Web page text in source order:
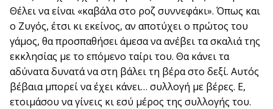
Θέλει να είναι «καβάλα στο ροζ συννεφάκι». Όπως και
ο Ζυγός, έτσι κι εκείνος, αν αποτύχει ο πρώτος του
γάμος, θα προσπαθήσει άμεσα να ανέβει τα σκαλιά της
εκκλησίας με το επόμενο ταίρι του. Θα κάνει τα
αδύνατα δυνατά να στη βάλει τη βέρα στο δεξί. Αυτός
βέβαια μπορεί να έχει κάνει… συλλογή με βέρες. Ε,
ετοιμάσου να γίνεις κι εσύ μέρος της συλλογής του.